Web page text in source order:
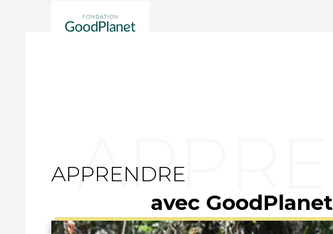
APPRENDRE
avec GoodPlanet